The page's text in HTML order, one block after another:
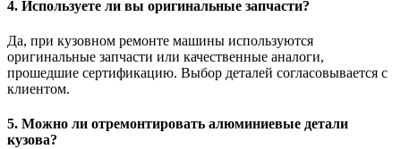
4. Используете ли вы оригинальные запчасти?
Да, при кузовном ремонте машины используются
оригинальные запчасти или качественные аналоги,
прошедшие сертификацию. Выбор деталей согласовывается с
клиентом.
5. Можно ли отремонтировать алюминиевые детали
кузова?